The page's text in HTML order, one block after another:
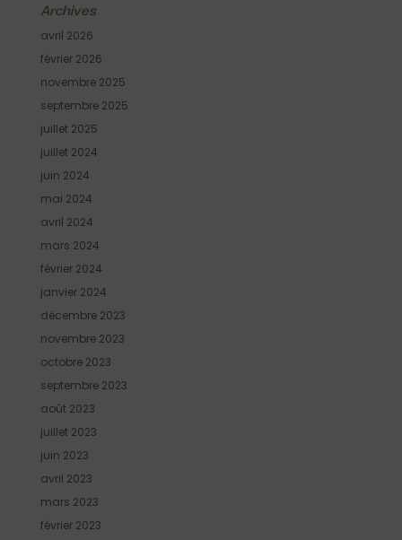
Archives
avril 2026
février 2026
novembre 2025
septembre 2025
juillet 2025
juillet 2024
juin 2024
mai 2024
avril 2024
mars 2024
février 2024
janvier 2024
décembre 2023
novembre 2023
octobre 2023
septembre 2023
août 2023
juillet 2023
juin 2023
avril 2023
mars 2023
février 2023